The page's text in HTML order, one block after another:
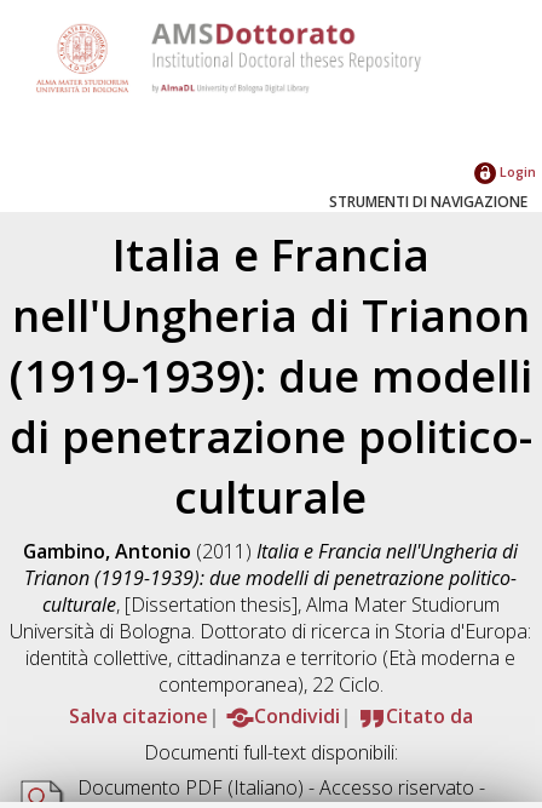
Login
STRUMENTI DI NAVIGAZIONE
Italia e Francia
nell'Ungheria di Trianon
(1919-1939): due modelli
di penetrazione politico-
culturale
Gambino, Antonio (2011)Italia e Francia nell'Ungheria di
Trianon (1919-1939): due modelli di penetrazione politico-
culturale, [Dissertation thesis], Alma Mater Studiorum
Università di Bologna. Dottorato di ricerca in Storia d'Europa:
identità collettive, cittadinanza e territorio (Età moderna e
contemporanea), 22 Ciclo.
Salva citazione
Condividi
Citato da
Documenti full-text disponibili:
Documento PDF(Italiano) - Accesso riservato -